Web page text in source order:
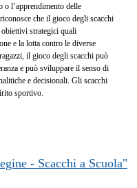
o l’apprendimento delle
che il gioco degli scacchi
obiettivi strategici quali
e la lotta contro le diverse
il gioco degli scacchi può
e può sviluppare il senso di
e decisionali. Gli scacchi
sportivo.
- Scacchi a Scuola"